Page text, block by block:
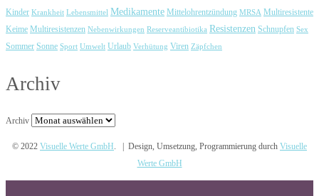
Kinder Krankheit Lebensmittel Medikamente Mittelohrentzündung MRSA Multiresistente
Keime Multiresistenzen Nebenwirkungen Reserveantibiotika Resistenzen Schnupfen Sex
Sommer Sonne Sport Umwelt Urlaub Verhütung Viren Zäpfchen
Archiv
Archiv
© 2022 Visuelle Werte GmbH. | Design, Umsetzung, Programmierung durch Visuelle
Werte GmbH